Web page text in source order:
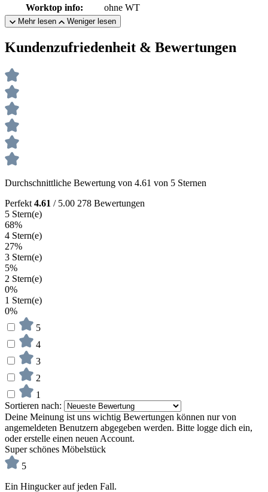
Worktop info:
ohne WT
Mehr lesen Weniger lesen
Kundenzufriedenheit & Bewertungen
Durchschnittliche Bewertung von 4.61 von 5 Sternen
Perfekt 4.61 / 5.00 278 Bewertungen
5 Stern(e)
68%
4 Stern(e)
27%
3 Stern(e)
5%
2 Stern(e)
0%
1 Stern(e)
0%
5
4
3
2
1
Sortieren nach:
Deine Meinung ist uns wichtig Bewertungen können nur von
angemeldeten Benutzern abgegeben werden. Bitte logge dich ein,
oder erstelle einen neuen Account.
Super schönes Möbelstück
5
Ein Hingucker auf jeden Fall.